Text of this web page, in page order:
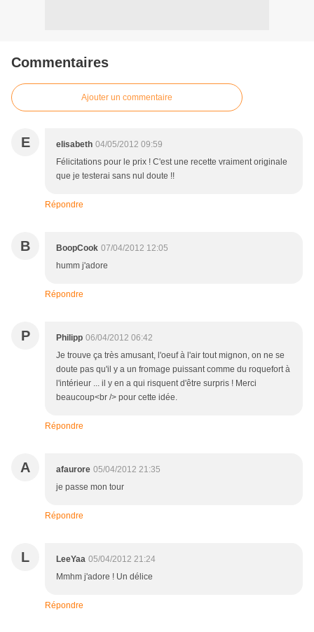
Commentaires
Ajouter un commentaire
E elisabeth 04/05/2012 09:59
Félicitations pour le prix ! C'est une recette vraiment originale
que je testerai sans nul doute !!
Répondre
B BoopCook 07/04/2012 12:05
humm j'adore
Répondre
P Philipp 06/04/2012 06:42
Je trouve ça très amusant, l'oeuf à l'air tout mignon, on ne se
doute pas qu'il y a un fromage puissant comme du roquefort à
l'intérieur ... il y en a qui risquent d'être surpris ! Merci
beaucoup<br /> pour cette idée.
Répondre
A afaurore 05/04/2012 21:35
je passe mon tour
Répondre
L LeeYaa 05/04/2012 21:24
Mmhm j'adore ! Un délice
Répondre